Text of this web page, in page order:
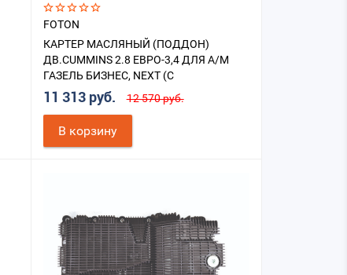
FOTON
КАРТЕР МАСЛЯНЫЙ (ПОДДОН)
ДВ.CUMMINS 2.8 ЕВРО-3,4 ДЛЯ А/М
ГАЗЕЛЬ БИЗНЕС, NEXT (С
ПОДОГРЕВОМ) В СБ. С ТЭНОМ
11 313 руб. 12 570 руб.
В корзину